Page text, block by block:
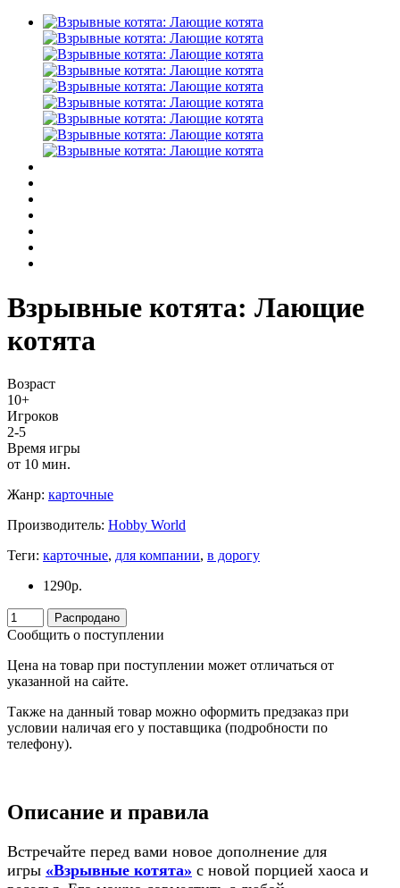
Взрывные котята: Лающие
котята
Возраст
10+
Игроков
2-5
Время игры
от 10 мин.
Жанр: карточные
Производитель: Hobby World
Теги: карточные, для компании, в дорогу
1290р.
Распродано
Сообщить о поступлении
Цена на товар при поступлении может отличаться от
указанной на сайте.
Также на данный товар можно оформить предзаказ при
условии наличая его у поставщика (подробности по
телефону).
Описание и правила
Встречайте перед вами новое дополнение для
игры «Взрывные котята» с новой порцией хаоса и